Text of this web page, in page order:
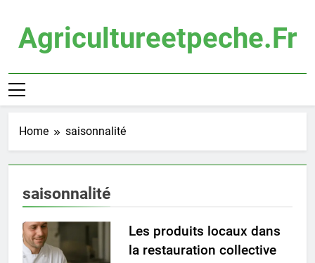
contentAgricultureetpeche.fr
Home saisonnalité
saisonnalité
Les produits locaux dans
la restauration collective